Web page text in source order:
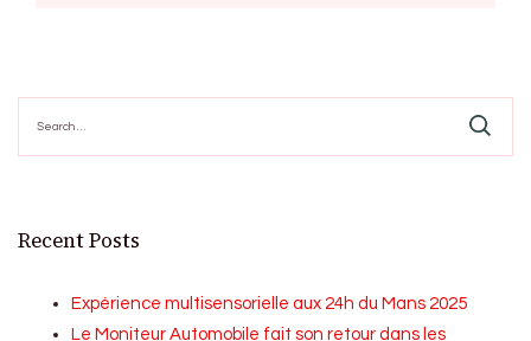
for:
Recent Posts
Expérience multisensorielle aux 24h du Mans 2025
Le Moniteur Automobile fait son retour dans les